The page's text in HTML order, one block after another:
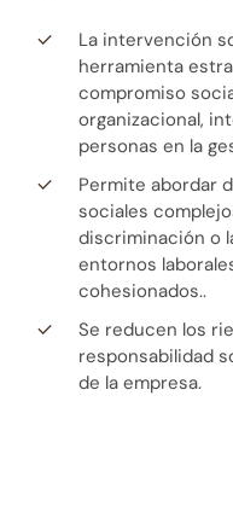
La intervención
herramienta
compromiso
organizacional,
personas en la
Permite abordar
sociales
discriminación o
entornos
cohesionados..
Se reducen los
responsabilidad
de la empresa.